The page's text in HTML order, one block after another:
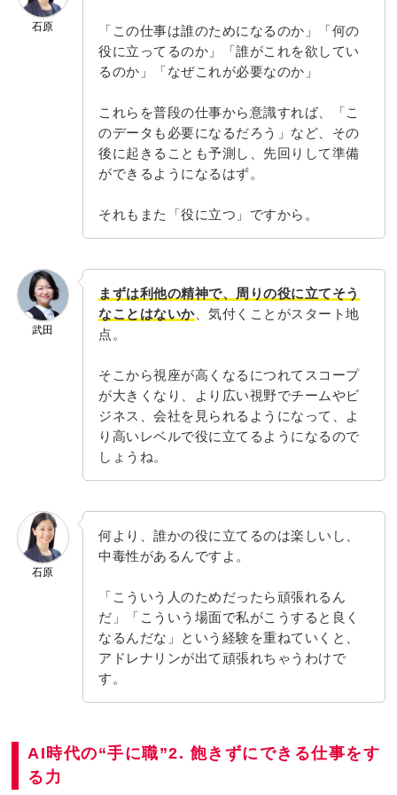
石原
「この仕事は誰のためになるのか」「何の
役に立ってるのか」「誰がこれを欲してい
るのか」「なぜこれが必要なのか」
これらを普段の仕事から意識すれば、「こ
のデータも必要になるだろう」など、その
後に起きることも予測し、先回りして準備
ができるようになるはず。
それもまた「役に立つ」ですから。
武田
まずは利他の精神で、周りの役に立てそう
なことはないか、気付くことがスタート地
点。
そこから視座が高くなるにつれてスコープ
が大きくなり、より広い視野でチームやビ
ジネス、会社を見られるようになって、よ
り高いレベルで役に立てるようになるので
しょうね。
石原
何より、誰かの役に立てるのは楽しいし、
中毒性があるんですよ。
「こういう人のためだったら頑張れるん
だ」「こういう場面で私がこうすると良く
なるんだな」という経験を重ねていくと、
アドレナリンが出て頑張れちゃうわけで
す。
AI時代の“手に職”2. 飽きずにできる仕事をす
る力